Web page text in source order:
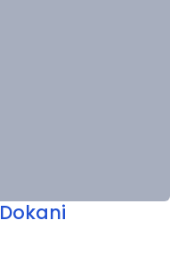
Dokani